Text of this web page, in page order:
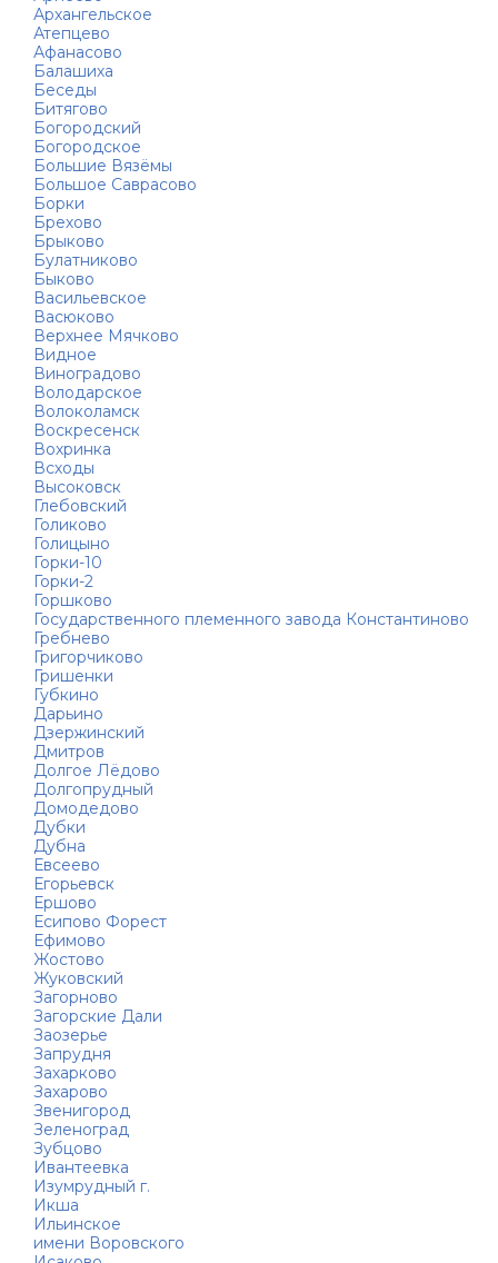
Архангельское
Атепцево
Афанасово
Балашиха
Беседы
Битягово
Богородский
Богородское
Большие Вязёмы
Большое Саврасово
Борки
Брехово
Брыково
Булатниково
Быково
Васильевское
Васюково
Верхнее Мячково
Видное
Виноградово
Володарское
Волоколамск
Воскресенск
Вохринка
Всходы
Высоковск
Глебовский
Голиково
Голицыно
Горки-10
Горки-2
Горшково
Государственного племенного завода Константиново
Гребнево
Григорчиково
Гришенки
Губкино
Дарьино
Дзержинский
Дмитров
Долгое Лёдово
Долгопрудный
Домодедово
Дубки
Дубна
Евсеево
Егорьевск
Ершово
Есипово Форест
Ефимово
Жостово
Жуковский
Загорново
Загорские Дали
Заозерье
Запрудня
Захарково
Захарово
Звенигород
Зеленоград
Зубцово
Ивантеевка
Изумрудный г.
Икша
Ильинское
имени Воровского